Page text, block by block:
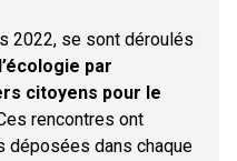
2022, se sont déroulés
par
citoyens pour le
rencontres ont
dans chaque